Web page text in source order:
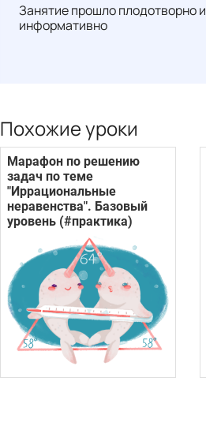
Занятие прошло плодотворно и
информативно
Похожие уроки
Марафон по решению
задач по теме
"Иррациональные
неравенства". Базовый
уровень (#практика)